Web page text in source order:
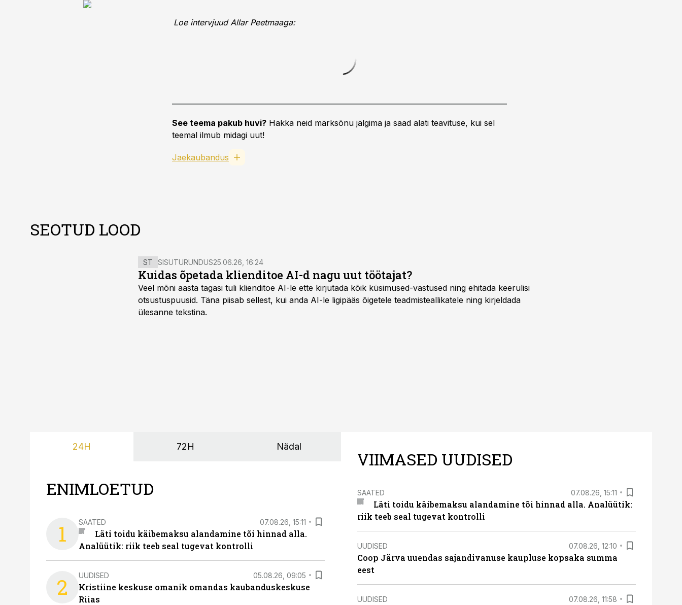
Loe intervjuud Allar Peetmaaga:
See teema pakub huvi? Hakka neid märksõnu jälgima ja saad alati teavituse, kui sel
teemal ilmub midagi uut!
Jaekaubandus
SEOTUD LOOD
ST SISUTURUNDUS25.06.26, 16:24
Kuidas õpetada klienditoe AI-d nagu uut töötajat?
Veel mõni aasta tagasi tuli klienditoe AI-le ette kirjutada kõik küsimused-vastused ning ehitada keerulisi
otsustuspuusid. Täna piisab sellest, kui anda AI-le ligipääs õigetele teadmisteallikatele ning kirjeldada
ülesanne tekstina.
24H 72H Nädal
ENIMLOETUD
1 SAATED 07.08.26, 15:11
Läti toidu käibemaksu alandamine tõi hinnad alla.
Analüütik: riik teeb seal tugevat kontrolli
2 UUDISED 05.08.26, 09:05
Kristiine keskuse omanik omandas kaubanduskeskuse
Riias
VIIMASED UUDISED
SAATED 07.08.26, 15:11
Läti toidu käibemaksu alandamine tõi hinnad alla. Analüütik:
riik teeb seal tugevat kontrolli
UUDISED 07.08.26, 12:10
Coop Järva uuendas sajandivanuse kaupluse kopsaka summa
eest
UUDISED 07.08.26, 11:58